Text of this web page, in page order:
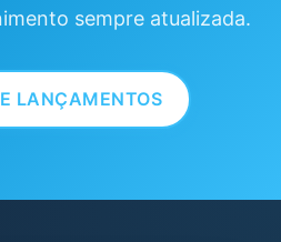
sempre atualizada.
LANÇAMENTOS